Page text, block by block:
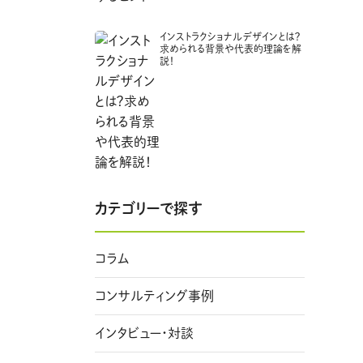
インストラクショナルデザインとは？
求められる背景や代表的理論を解
説！
カテゴリーで探す
コラム
コンサルティング事例
インタビュー・対談